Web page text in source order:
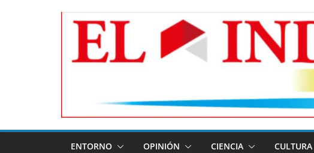
ENTORNO OPINIÓN CIENCIA CULTURA